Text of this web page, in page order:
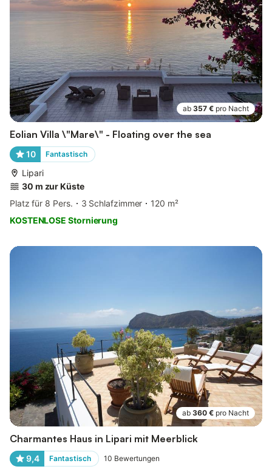
ab 357 € pro Nacht
Eolian Villa \"Mare\" - Floating over the sea
10 Fantastisch
Lipari
30 m zur Küste
Platz für 8 Pers.
3 Schlafzimmer
120 m²
KOSTENLOSE Stornierung
ab 360 € pro Nacht
Charmantes Haus in Lipari mit Meerblick
9,4 Fantastisch 10 Bewertungen